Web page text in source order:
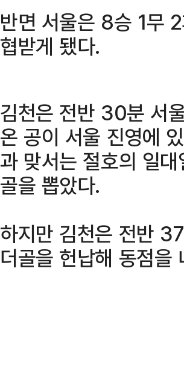
반면 서울은 8승 1무
협받게 됐다.
김천은 전반 30분 서
온 공이 서울 진영에
과 맞서는 절호의 일
골을 뽑았다.
하지만 김천은 전반
더골을 헌납해 동점을